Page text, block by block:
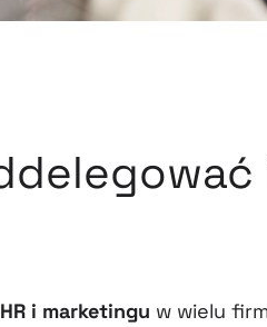
i marketingu w wielu